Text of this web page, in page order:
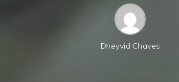
Dheyvid Chaves